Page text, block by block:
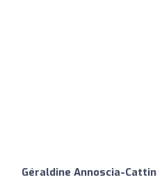
Géraldine Annoscia-Cattin